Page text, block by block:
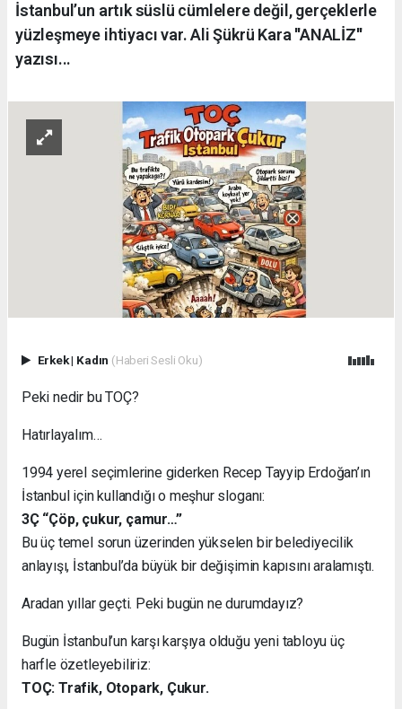
İstanbul’un artık süslü cümlelere değil, gerçeklerle
yüzleşmeye ihtiyacı var. Ali Şükrü Kara ''ANALİZ''
yazısı...
Erkek| Kadın (Haberi Sesli Oku)
Peki nedir bu TOÇ?
Hatırlayalım…
1994 yerel seçimlerine giderken Recep Tayyip Erdoğan’ın
İstanbul için kullandığı o meşhur sloganı:
3Ç “Çöp, çukur, çamur…”
Bu üç temel sorun üzerinden yükselen bir belediyecilik
anlayışı, İstanbul’da büyük bir değişimin kapısını aralamıştı.
Aradan yıllar geçti. Peki bugün ne durumdayız?
Bugün İstanbul’un karşı karşıya olduğu yeni tabloyu üç
harfle özetleyebiliriz:
TOÇ: Trafik, Otopark, Çukur.